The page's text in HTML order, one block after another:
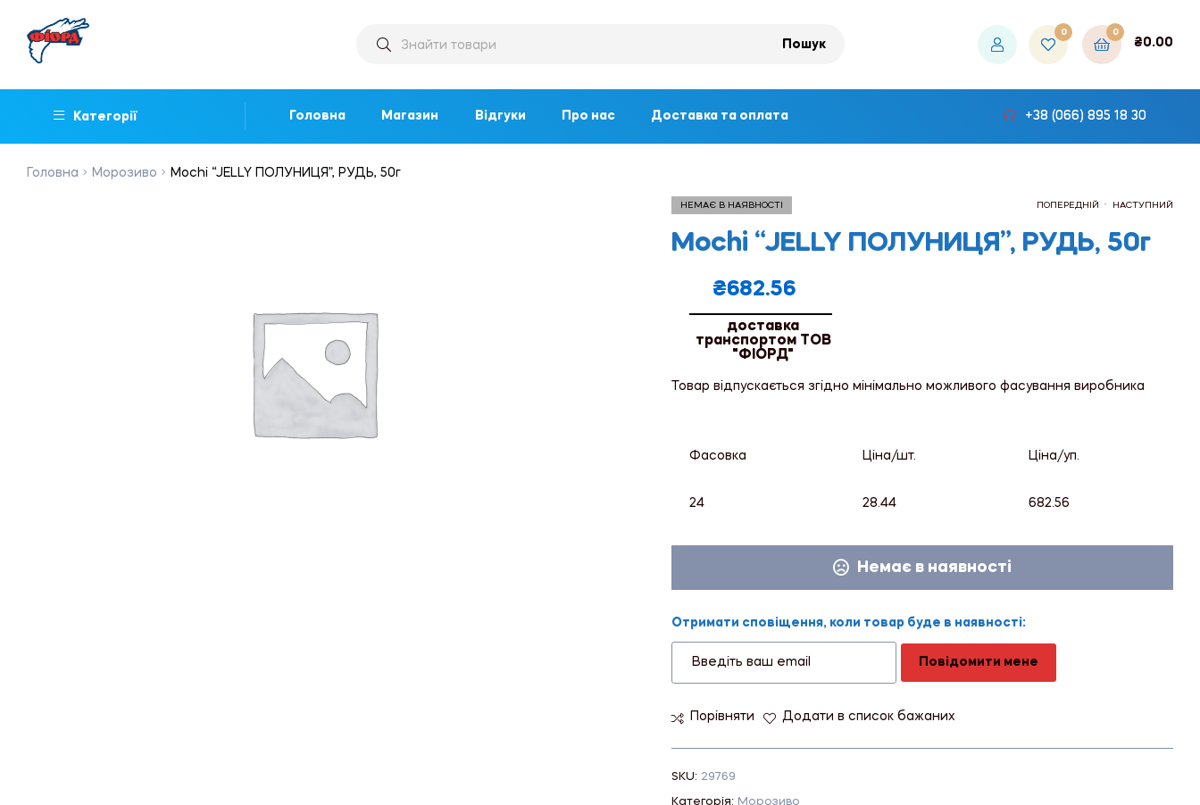
Пошук
0 0
₴0.00
Категорії Головна Магазин Відгуки Про нас Доставка та оплата +38 (066) 895 18 30
Головна Морозиво Mochi “JELLY ПОЛУНИЦЯ”, РУДЬ, 50г
ПОПЕРЕДНІЙ НАСТУПНИЙ
НЕМАЄ В НАЯВНОСТІ
Mochi “JELLY ПОЛУНИЦЯ”, РУДЬ, 50г
₴682.56
доставка
транспортом ТОВ
"ФІОРД"
Товар відпускається згідно мінімально можливого фасування виробника
Фасовка Ціна/шт. Ціна/уп.
24 28.44 682.56
Немає в наявності
Отримати сповіщення, коли товар буде в наявності:
Повідомити мене
Порівняти Додати в список бажаних
SKU: 29769
Категорія: Морозиво